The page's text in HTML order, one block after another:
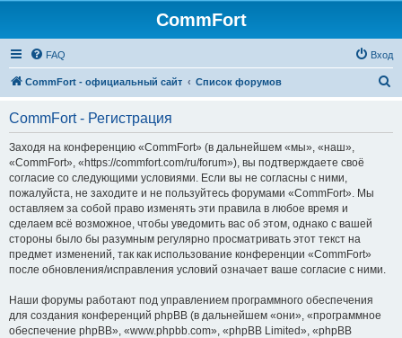
CommFort
FAQ Вход
CommFort - официальный сайт Список форумов
CommFort - Регистрация
Заходя на конференцию «CommFort» (в дальнейшем «мы», «наш»,
«CommFort», «https://commfort.com/ru/forum»), вы подтверждаете своё
согласие со следующими условиями. Если вы не согласны с ними,
пожалуйста, не заходите и не пользуйтесь форумами «CommFort». Мы
оставляем за собой право изменять эти правила в любое время и
сделаем всё возможное, чтобы уведомить вас об этом, однако с вашей
стороны было бы разумным регулярно просматривать этот текст на
предмет изменений, так как использование конференции «CommFort»
после обновления/исправления условий означает ваше согласие с ними.
Наши форумы работают под управлением программного обеспечения
для создания конференций phpBB (в дальнейшем «они», «программное
обеспечение phpBB», «www.phpbb.com», «phpBB Limited», «phpBB